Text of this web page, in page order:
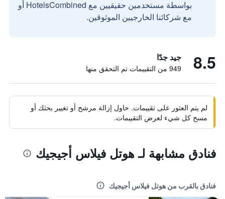
بواسطة مستخدمين حقيقيين مع HotelsCombined أو
مع شركائنا الخارجيين الموثوقين.
8.5 جيد جدًا
949 من التقييمات تم التحقق منها
لم يتم العثور على تقييمات. حاول إزالة مرشح أو تغيير بحثك أو
مسح كل شيء لعرض التقييمات.
فنادق مشابهة لـ هوتل فيلاس أجيجيك
فنادق بالقرب من هوتل فيلاس أجيجيك